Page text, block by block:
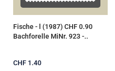
Fische - l (1987) CHF 0.90
Bachforelle MiNr. 923 -..
CHF 1.40